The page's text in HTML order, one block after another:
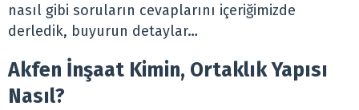
nasıl gibi soruların cevaplarını içeriğimizde
derledik, buyurun detaylar…
Akfen İnşaat Kimin, Ortaklık Yapısı
Nasıl?